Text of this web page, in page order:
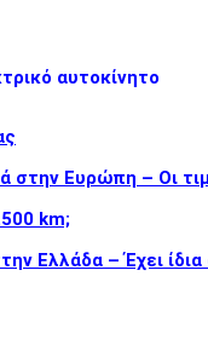
αυτοκίνητο
στην Ευρώπη – Οι
km;
Ελλάδα – Έχει ίδια